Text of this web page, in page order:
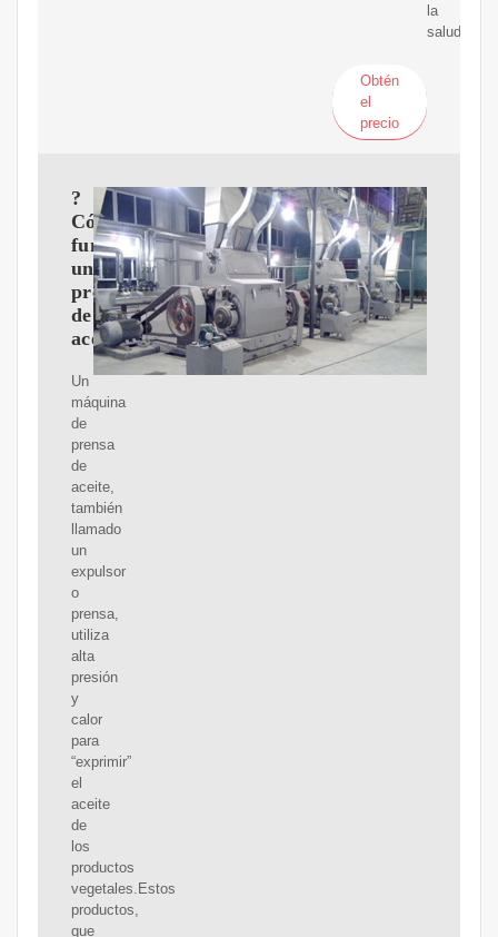
la
salud.
Obtén
el
precio
?
Cómo
funciona
una
prensa
de
aceite?
Un
máquina
de
prensa
de
aceite,
también
llamado
un
expulsor
o
prensa,
utiliza
alta
presión
y
calor
para
“exprimir”
el
aceite
de
los
productos
vegetales.Estos
productos,
que